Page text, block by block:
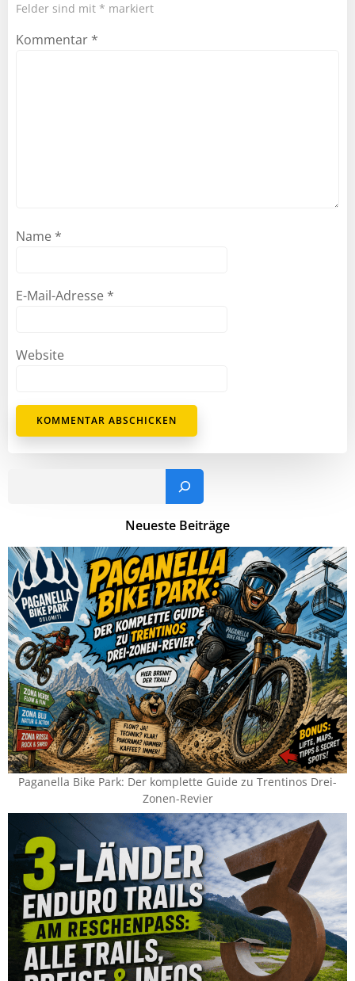
Felder sind mit * markiert
Kommentar *
Name *
E-Mail-Adresse *
Website
Neueste Beiträge
Paganella Bike Park: Der komplette Guide zu Trentinos Drei-
Zonen-Revier